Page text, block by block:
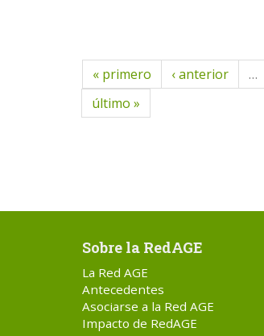
« primero ‹ anterior …
último »
Sobre la RedAGE
La Red AGE
Antecedentes
Asociarse a la Red AGE
Impacto de RedAGE